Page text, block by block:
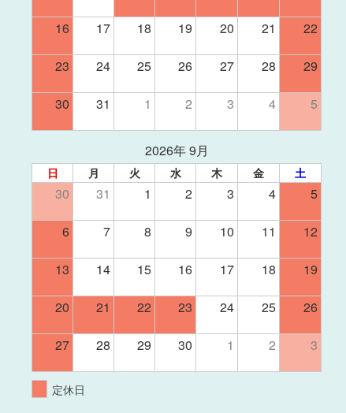
16 17 18 19 20 21 22
23 24 25 26 27 28 29
30 31 1 2 3 4 5
2026年 9月
日 月 火 水 木 金 土
30 31 1 2 3 4 5
6 7 8 9 10 11 12
13 14 15 16 17 18 19
20 21 22 23 24 25 26
27 28 29 30 1 2 3
定休日